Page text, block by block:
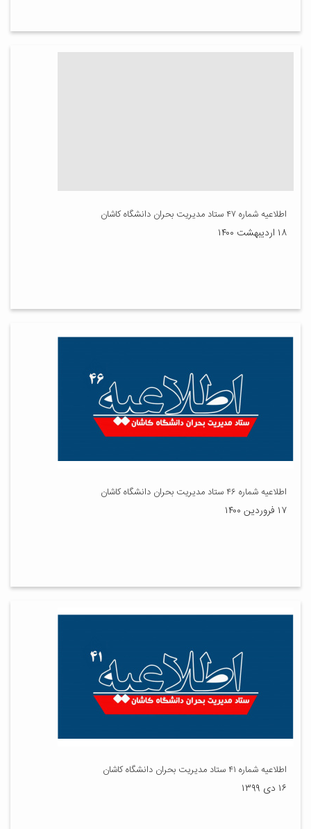
اطلاعیه شماره ۴۷ ستاد مدیریت بحران دانشگاه کاشان
۱۸ اردیبهشت ۱۴۰۰
اطلاعیه شماره ۴۶ ستاد مدیریت بحران دانشگاه کاشان
۱۷ فروردین ۱۴۰۰
اطلاعیه شماره ۴۱ ستاد مدیریت بحران دانشگاه کاشان
۱۶ دی ۱۳۹۹